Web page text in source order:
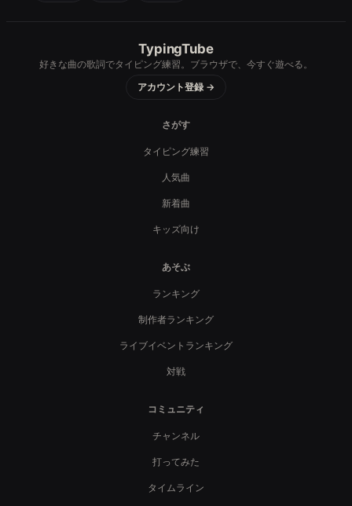
TypingTube
好きな曲の歌詞でタイピング練習。ブラウザで、今すぐ遊べる。
アカウント登録 →
さがす
タイピング練習
人気曲
新着曲
キッズ向け
あそぶ
ランキング
制作者ランキング
ライブイベントランキング
対戦
コミュニティ
チャンネル
打ってみた
タイムライン